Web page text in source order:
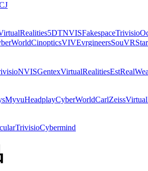
5DTNVISFakespaceTrivisio
CinopticsVIVEvrgineersSouVR
NVISGentexVirtualRealitiesEst
MyvuHeadplayCyberWorldCarlZeiss
TrivisioCybermind